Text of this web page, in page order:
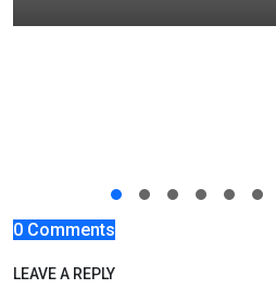
0 Comments
LEAVE A REPLY